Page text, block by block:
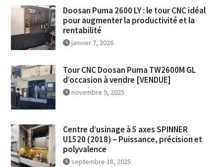
Doosan Puma 2600 LY : le tour CNC idéal
pour augmenter la productivité et la
rentabilité
janvier 7, 2026
Tour CNC Doosan Puma TW2600M GL
d’occasion à vendre [VENDUE]
novembre 9, 2025
Centre d’usinage à 5 axes SPINNER
U1520 (2018) – Puissance, précision et
polyvalence
septembre 18, 2025